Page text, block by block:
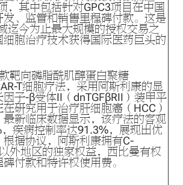
，其中包括针对GPC3项目在中国
发、监管和销售里程碑付款。这是
迄今为止最大规模的授权交易之
细胞治疗技术获得国际医药巨头的
靶向磷脂酰肌醇蛋白聚糖
T细胞疗法，采用阿斯利康的显
子-β受体II（dnTGFβRII）装甲平
研究用于治疗肝细胞癌（HCC）
最新临床数据显示，该疗法的客观
疾病控制率达91.3%，展现出优
据协议，阿斯利康拥有C-
外地区的独家权益，西比曼有权
付款和特许权使用费。